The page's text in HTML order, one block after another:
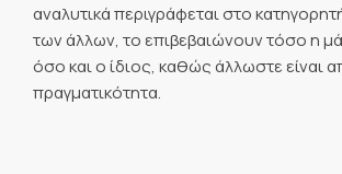
αναλυτικά περιγράφεται στο
των άλλων, το επιβεβαιώνουν τόσο η
όσο και ο ίδιος, καθώς άλλωστε είναι
πραγματικότητα.